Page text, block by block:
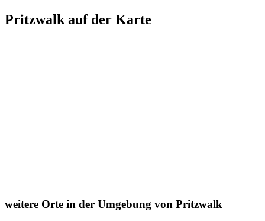
Pritzwalk auf der Karte
weitere Orte in der Umgebung von Pritzwalk